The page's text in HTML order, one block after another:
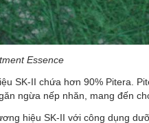
Essence
SK-II chứa hơn 90% Pitera.
ngừa nếp nhăn, mang đến
hiệu SK-II với công dụng